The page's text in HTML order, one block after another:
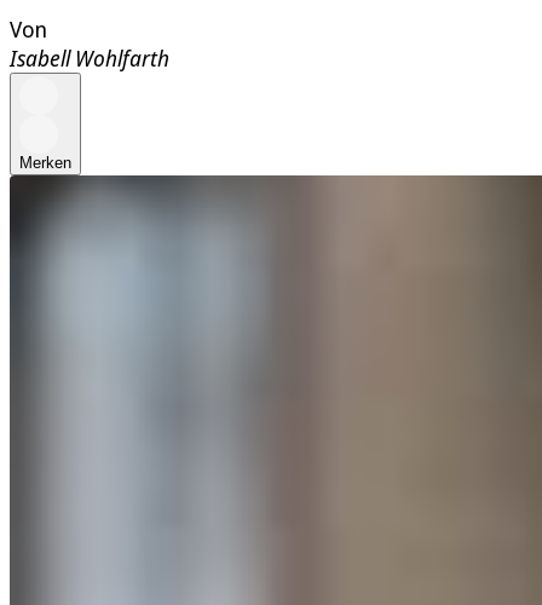
Von
Isabell Wohlfarth
Merken